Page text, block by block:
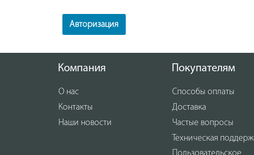
Авторизация
Компания
О нас
Контакты
Наши новости
Покупателям
Способы оплаты
Доставка
Частые вопросы
Техническая